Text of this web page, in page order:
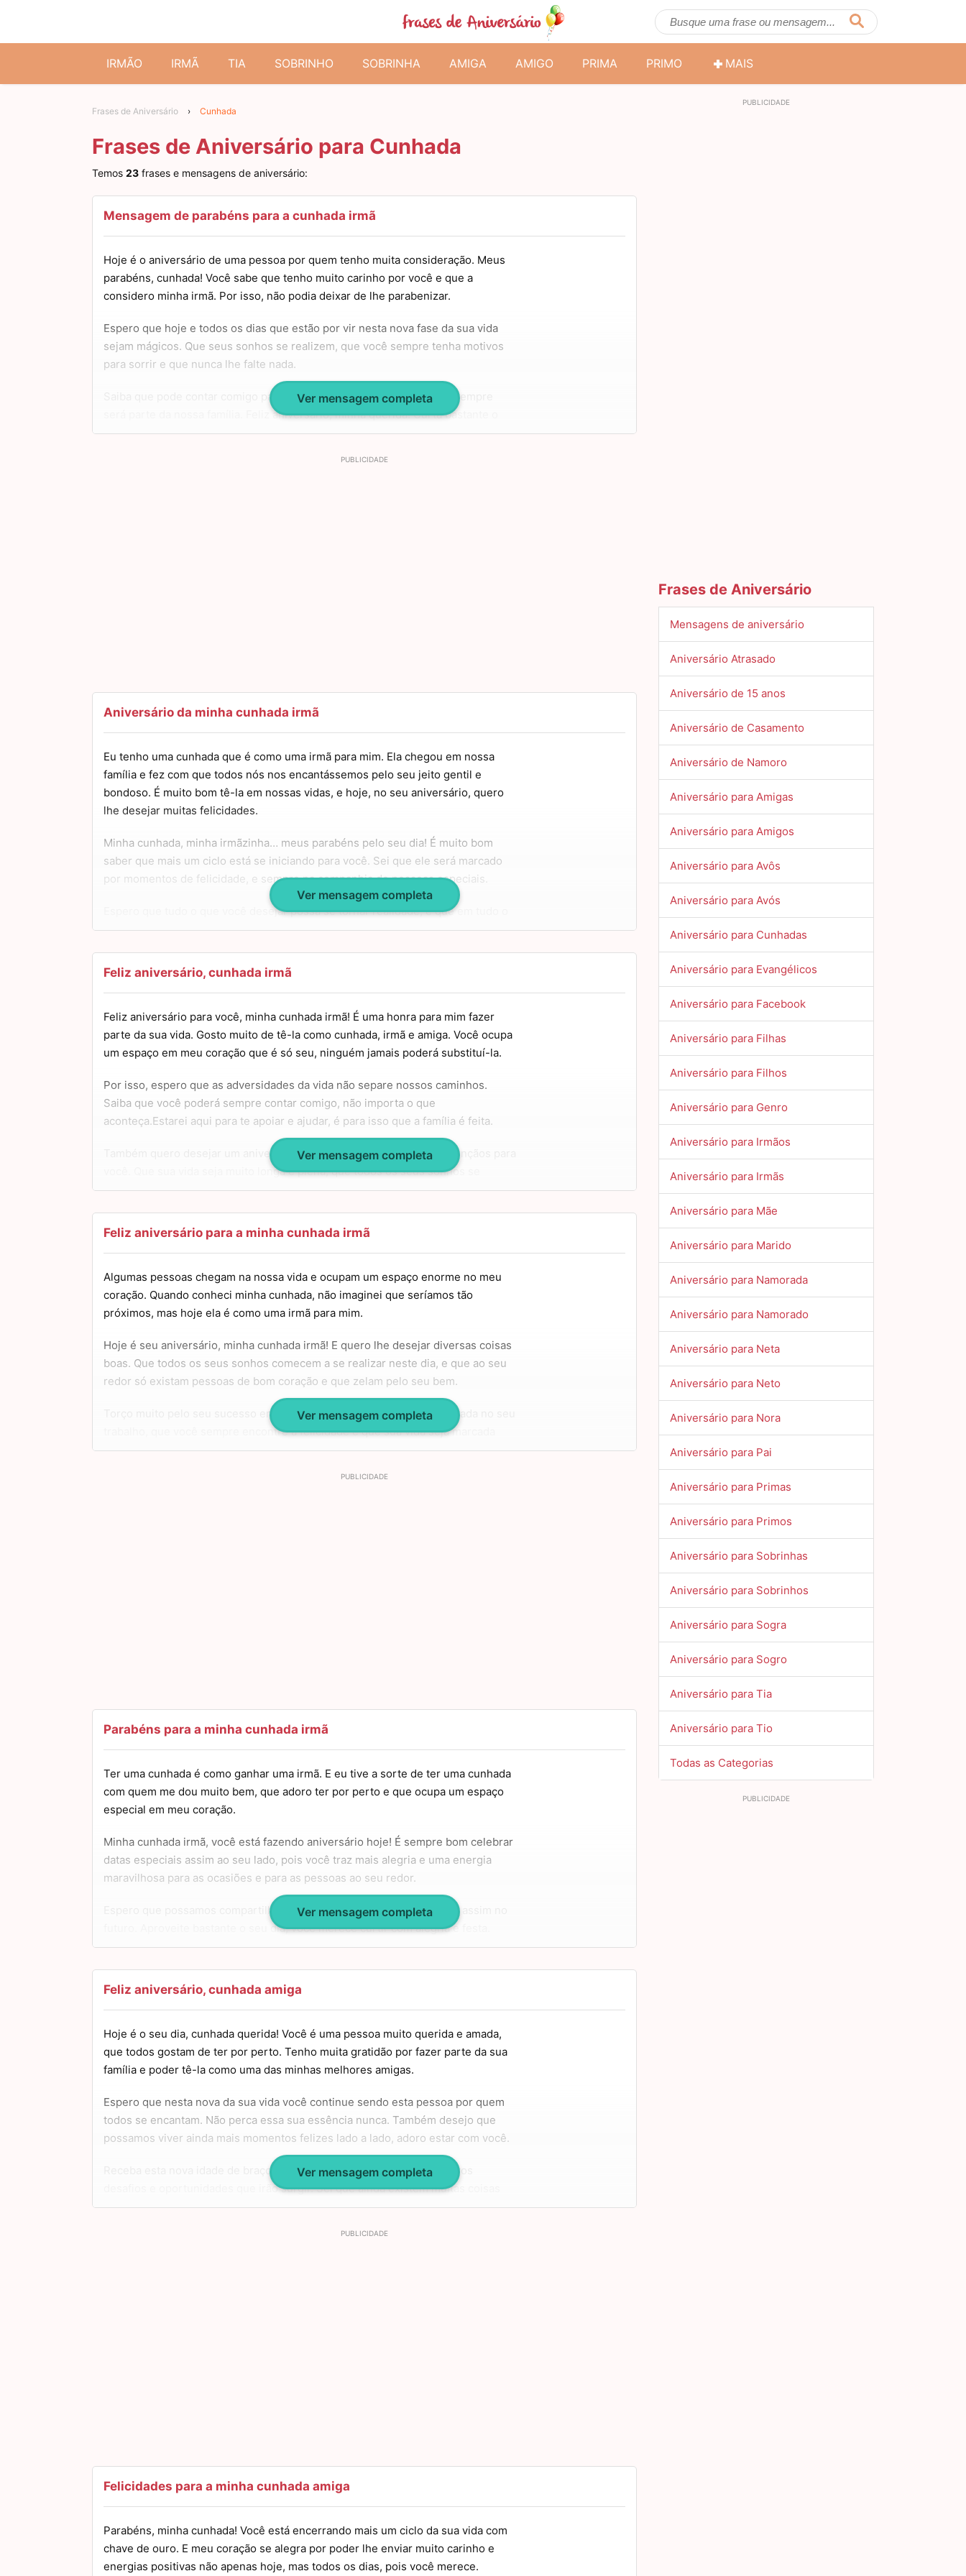
IRMÃO IRMÃ TIA SOBRINHO SOBRINHA AMIGA AMIGO PRIMA PRIMO MAIS
Frases de Aniversário › Cunhada
Frases de Aniversário para Cunhada
Temos 23 frases e mensagens de aniversário:
Mensagem de parabéns para a cunhada irmã
Hoje é o aniversário de uma pessoa por quem tenho muita consideração. Meus
parabéns, cunhada! Você sabe que tenho muito carinho por você e que a
considero minha irmã. Por isso, não podia deixar de lhe parabenizar.
Espero que hoje e todos os dias que estão por vir nesta nova fase da sua vida
sejam mágicos. Que seus sonhos se realizem, que você sempre tenha motivos
para sorrir e que nunca lhe falte nada.
Saiba que pode contar comigo para os momentos bons e ruins, você sempre
será parte da nossa família. Feliz aniversário, minha querida! Curta bastante o
seu dia especial! Um abraço!
Ver mensagem completa
Aniversário da minha cunhada irmã
Eu tenho uma cunhada que é como uma irmã para mim. Ela chegou em nossa
família e fez com que todos nós nos encantássemos pelo seu jeito gentil e
bondoso. É muito bom tê-la em nossas vidas, e hoje, no seu aniversário, quero
lhe desejar muitas felicidades.
Minha cunhada, minha irmãzinha… meus parabéns pelo seu dia! É muito bom
saber que mais um ciclo está se iniciando para você. Sei que ele será marcado
por momentos de felicidade, e sempre na companhia de pessoas especiais.
Espero que tudo o que você desejar possa se tornar realidade, e que em tudo o
que você se propuser a fazer você tenha sucesso. Estou sempre torcendo por
Ver mensagem completa
Feliz aniversário, cunhada irmã
Feliz aniversário para você, minha cunhada irmã! É uma honra para mim fazer
parte da sua vida. Gosto muito de tê-la como cunhada, irmã e amiga. Você ocupa
um espaço em meu coração que é só seu, ninguém jamais poderá substituí-la.
Por isso, espero que as adversidades da vida não separe nossos caminhos.
Saiba que você poderá sempre contar comigo, não importa o que
aconteça.Estarei aqui para te apoiar e ajudar, é para isso que a família é feita.
Também quero desejar um aniversário muito feliz e toda a sorte de bênçãos para
você. Que sua vida seja muito longa e plena, que todos os seus sonhos se
realizem e que nunca lhe falte nada. Meus parabéns!
Ver mensagem completa
Feliz aniversário para a minha cunhada irmã
Algumas pessoas chegam na nossa vida e ocupam um espaço enorme no meu
coração. Quando conheci minha cunhada, não imaginei que seríamos tão
próximos, mas hoje ela é como uma irmã para mim.
Hoje é seu aniversário, minha cunhada irmã! E quero lhe desejar diversas coisas
boas. Que todos os seus sonhos comecem a se realizar neste dia, e que ao seu
redor só existam pessoas de bom coração e que zelam pelo seu bem.
Torço muito pelo seu sucesso em todas as áreas. Que você seja realizada no seu
trabalho, que você sempre encontre a felicidade e que sua vida seja marcada
apenas por bons momentos. Tenha um feliz aniversário! Beijos!
Ver mensagem completa
Parabéns para a minha cunhada irmã
Ter uma cunhada é como ganhar uma irmã. E eu tive a sorte de ter uma cunhada
com quem me dou muito bem, que adoro ter por perto e que ocupa um espaço
especial em meu coração.
Minha cunhada irmã, você está fazendo aniversário hoje! É sempre bom celebrar
datas especiais assim ao seu lado, pois você traz mais alegria e uma energia
maravilhosa para as ocasiões e para as pessoas ao seu redor.
Espero que possamos compartilhar muitos outros momentos mágicos assim no
futuro. Aproveite bastante o seu dia, você merece curtir com alegria e festa.
Tudo de bom para você sempre! Meus parabéns!
Ver mensagem completa
Feliz aniversário, cunhada amiga
Hoje é o seu dia, cunhada querida! Você é uma pessoa muito querida e amada,
que todos gostam de ter por perto. Tenho muita gratidão por fazer parte da sua
família e poder tê-la como uma das minhas melhores amigas.
Espero que nesta nova da sua vida você continue sendo esta pessoa por quem
todos se encantam. Não perca essa sua essência nunca. Também desejo que
possamos viver ainda mais momentos felizes lado a lado, adoro estar com você.
Receba esta nova idade de braços abertos e esteja pronta para os novos
desafios e oportunidades que irão surgir. Sei que ainda existem muitas coisas
boas aguardando por você no futuro. Tenha um aniversário muito feliz! Beijos!
Ver mensagem completa
Felicidades para a minha cunhada amiga
Parabéns, minha cunhada! Você está encerrando mais um ciclo da sua vida com
chave de ouro. E meu coração se alegra por poder lhe enviar muito carinho e
energias positivas não apenas hoje, mas todos os dias, pois você merece.
Frases de Aniversário
Mensagens de aniversário
Aniversário Atrasado
Aniversário de 15 anos
Aniversário de Casamento
Aniversário de Namoro
Aniversário para Amigas
Aniversário para Amigos
Aniversário para Avôs
Aniversário para Avós
Aniversário para Cunhadas
Aniversário para Evangélicos
Aniversário para Facebook
Aniversário para Filhas
Aniversário para Filhos
Aniversário para Genro
Aniversário para Irmãos
Aniversário para Irmãs
Aniversário para Mãe
Aniversário para Marido
Aniversário para Namorada
Aniversário para Namorado
Aniversário para Neta
Aniversário para Neto
Aniversário para Nora
Aniversário para Pai
Aniversário para Primas
Aniversário para Primos
Aniversário para Sobrinhas
Aniversário para Sobrinhos
Aniversário para Sogra
Aniversário para Sogro
Aniversário para Tia
Aniversário para Tio
Todas as Categorias